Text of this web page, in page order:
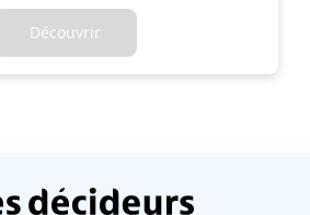
Découvrir